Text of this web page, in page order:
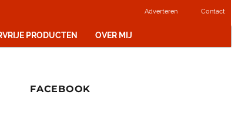
Contact
Adverteren
PRODUCTEN OVER MIJ
FACEBOOK